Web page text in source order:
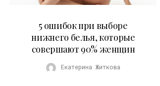
5 ошибок при выборе
нижнего белья, которые
совершают 90% женщин
Екатерина Житкова